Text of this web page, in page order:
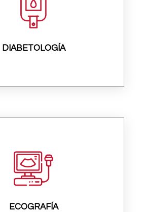
DIABETOLOGÍA
ECOGRAFÍA